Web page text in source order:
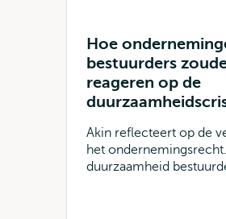
Hoe
bestuurders
reageren op de
Akin reflecteert op de
het
duurzaamheid